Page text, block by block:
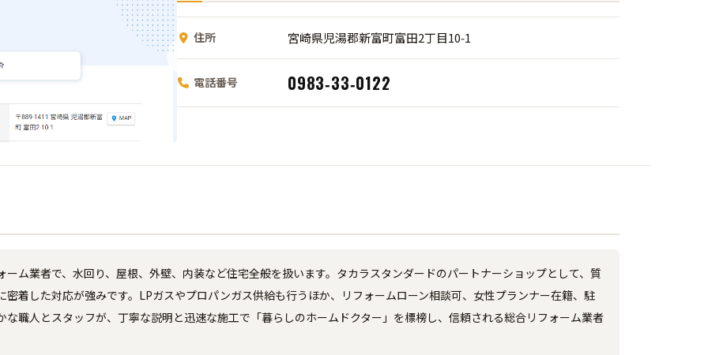
住所 宮崎県児湯郡新富町富田2丁目10‑1
電話番号 0983‑33‑0122
ム業者で、水回り、屋根、外壁、内装など住宅全般を扱います。タカラスタンダードのパートナーショップとして、質
着した対応が強みです。LPガスやプロパンガス供給も行うほか、リフォームローン相談可、女性プランナー在籍、駐
職人とスタッフが、丁寧な説明と迅速な施工で「暮らしのホームドクター」を標榜し、信頼される総合リフォーム業者